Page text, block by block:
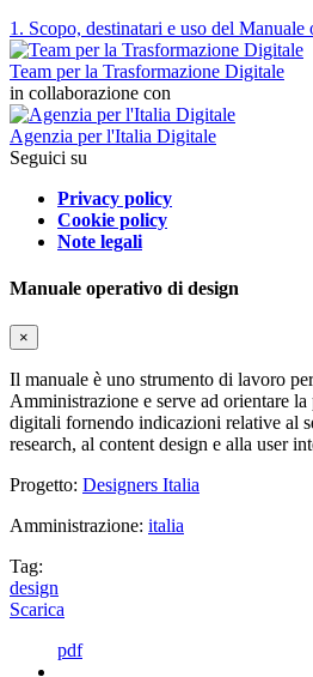
1. Scopo, destinatari e uso del Manuale
Team per la Trasformazione Digitale
in collaborazione con
Agenzia per l'Italia Digitale
Seguici su
Privacy policy
Cookie policy
Note legali
Manuale operativo di design
×
Il manuale è uno strumento di lavoro
Amministrazione e serve ad orientare
digitali fornendo indicazioni relative al
research, al content design e alla user
Progetto: Designers Italia
Amministrazione: italia
Tag:
design
Scarica
pdf